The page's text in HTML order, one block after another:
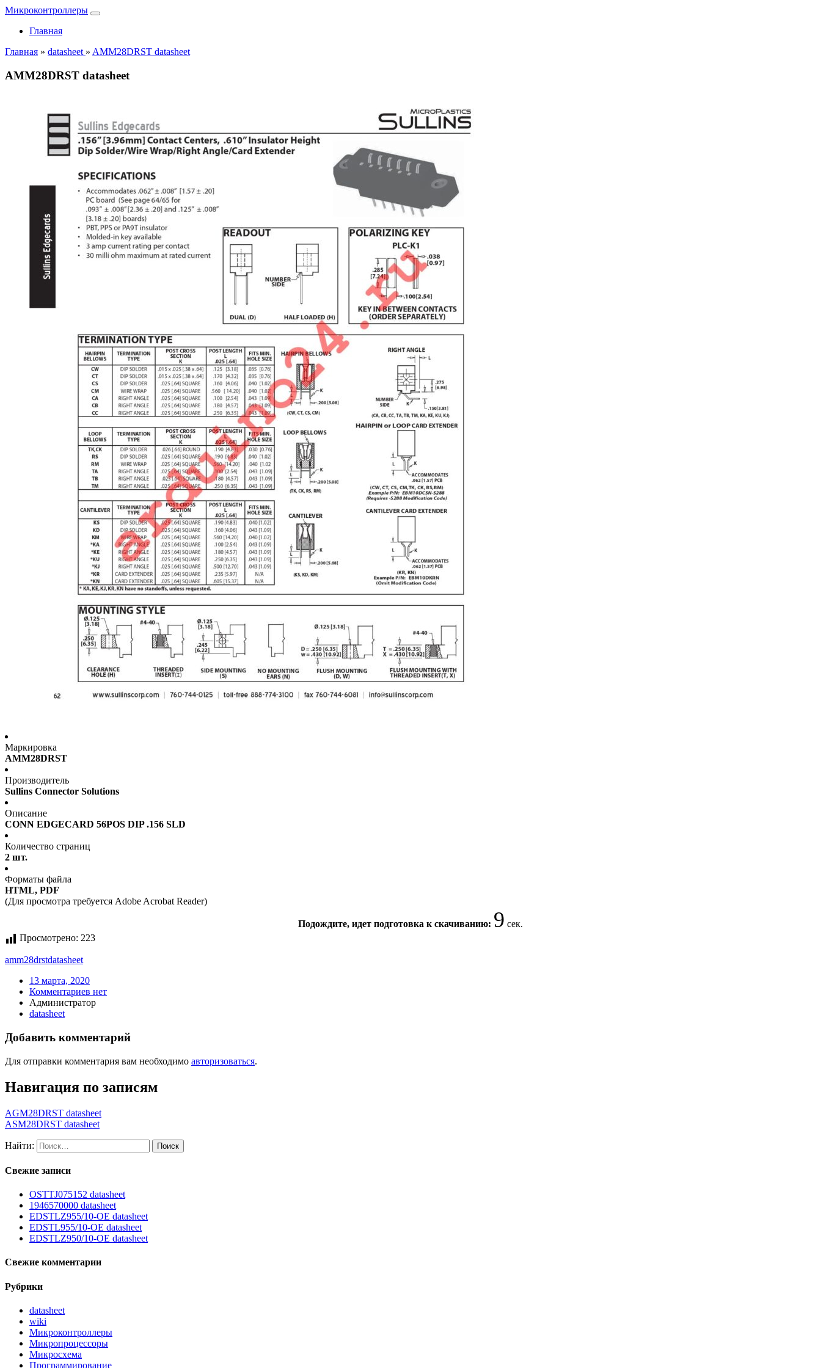
Микроконтроллеры
Главная
Главная » datasheet » AMM28DRST datasheet
AMM28DRST datasheet
Маркировка
AMM28DRST
Производитель
Sullins Connector Solutions
Описание
CONN EDGECARD 56POS DIP .156 SLD
Количество страниц
2 шт.
Форматы файла
HTML, PDF
(Для просмотра требуется Adobe Acrobat Reader)
Подождите, идет подготовка к скачиванию: 8 сек.
Просмотрено: 223
amm28drstdatasheet
13 марта, 2020
Комментариев нет
Администратор
datasheet
Добавить комментарий
Для отправки комментария вам необходимо авторизоваться.
Навигация по записям
AGM28DRST datasheet
ASM28DRST datasheet
Найти:
Свежие записи
OSTTJ075152 datasheet
1946570000 datasheet
EDSTLZ955/10-OE datasheet
EDSTL955/10-OE datasheet
EDSTLZ950/10-OE datasheet
Свежие комментарии
Рубрики
datasheet
wiki
Микроконтроллеры
Микропроцессоры
Микросхема
Программирование